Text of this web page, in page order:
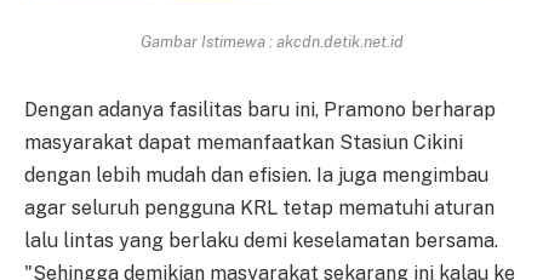
Gambar Istimewa : akcdn.detik.net.id
Dengan adanya fasilitas baru ini, Pramono berharap
masyarakat dapat memanfaatkan Stasiun Cikini
dengan lebih mudah dan efisien. Ia juga mengimbau
agar seluruh pengguna KRL tetap mematuhi aturan
lalu lintas yang berlaku demi keselamatan bersama.
"Sehingga demikian masyarakat sekarang ini kalau ke